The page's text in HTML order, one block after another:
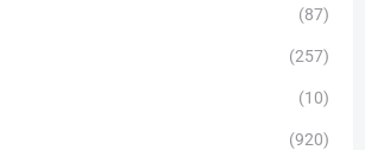
(87)
(257)
(10)
(920)